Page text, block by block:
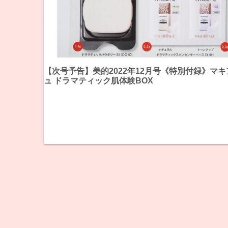
【次号予告】美的2022年12月号《特別付録》マ
ュ ドラマティック肌体験BOX